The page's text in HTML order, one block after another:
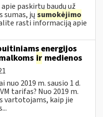
paskirtų baudų už
sumas, jų sumokėjimo
rasti informaciją apie
energijos
ir medienos
nuo 2019 m. sausio 1 d.
tarifas? Nuo 2019 m.
vartotojams, kaip jie